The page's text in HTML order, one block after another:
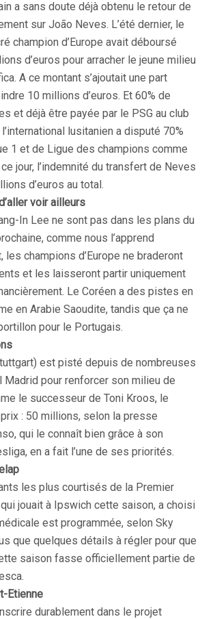
a sans doute déjà obtenu le retour de
sur João Neves. L’été dernier, le
champion d’Europe avait déboursé
d’euros pour arracher le jeune milieu
A ce montant s’ajoutait une part
10 millions d’euros. Et 60% de
et déjà être payée par le PSG au club
lusitanien a disputé 70%
1 et de Ligue des champions comme
jour, l’indemnité du transfert de Neves
d’euros au total.
voir ailleurs
In Lee ne sont pas dans les plans du
comme nous l’apprend
les champions d’Europe ne braderont
et les laisseront partir uniquement
Le Coréen a des pistes en
en Arabie Saoudite, tandis que ça ne
pour le Portugais.
est pisté depuis de nombreuses
Madrid pour renforcer son milieu de
le successeur de Toni Kroos, le
: 50 millions, selon la presse
qui le connaît bien grâce à son
en a fait l’une de ses priorités.
les plus courtisés de la Premier
jouait à Ipswich cette saison, a choisi
est programmée, selon Sky
que quelques détails à régler pour que
saison fasse officiellement partie de
Etienne
durablement dans le projet